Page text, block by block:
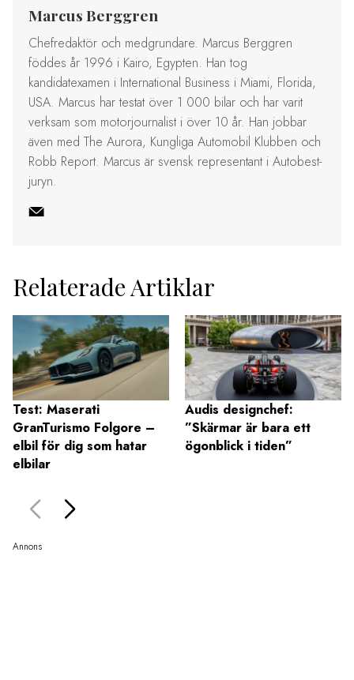
Marcus Berggren
Chefredaktör och medgrundare. Marcus Berggren
föddes år 1996 i Kairo, Egypten. Han tog
kandidatexamen i International Business i Miami, Florida,
USA. Marcus har testat över 1 000 bilar och har varit
verksam som motorjournalist i över 10 år. Han jobbar
även med The Aurora, Kungliga Automobil Klubben och
Robb Report. Marcus är svensk representant i Autobest-
juryn.
Relaterade Artiklar
Test: Maserati
GranTurismo Folgore –
elbil för dig som hatar
elbilar
Audis designchef:
”Skärmar är bara ett
ögonblick i tiden”
Annons